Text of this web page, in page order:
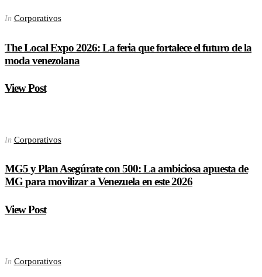
In Corporativos
The Local Expo 2026: La feria que fortalece el futuro de la
moda venezolana
View Post
In Corporativos
MG5 y Plan Asegúrate con 500: La ambiciosa apuesta de
MG para movilizar a Venezuela en este 2026
View Post
In Corporativos